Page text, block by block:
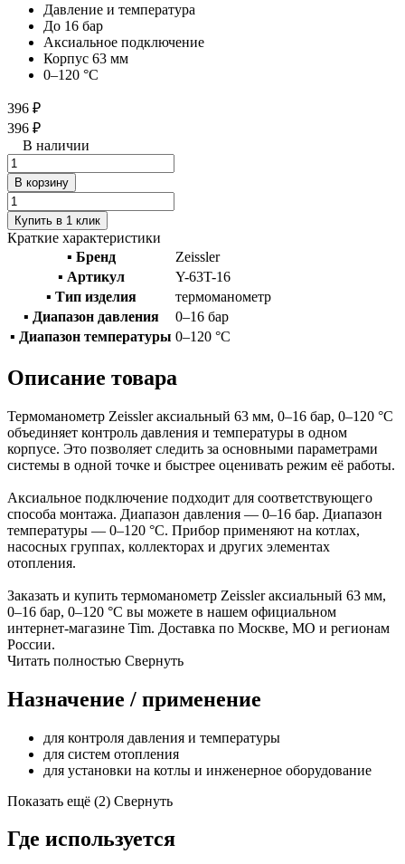
Давление и температура
До 16 бар
Аксиальное подключение
Корпус 63 мм
0–120 °C
396 ₽
396 ₽
В наличии
В корзину
Купить в 1 клик
Краткие характеристики
▪ Бренд
Zeissler
▪ Артикул
Y-63T-16
▪ Тип изделия
термоманометр
▪ Диапазон давления
0–16 бар
▪ Диапазон температуры 0–120 °C
Описание товара
Термоманометр Zeissler аксиальный 63 мм, 0–16 бар, 0–120 °C
объединяет контроль давления и температуры в одном
корпусе. Это позволяет следить за основными параметрами
системы в одной точке и быстрее оценивать режим её работы.
Аксиальное подключение подходит для соответствующего
способа монтажа. Диапазон давления — 0–16 бар. Диапазон
температуры — 0–120 °C. Прибор применяют на котлах,
насосных группах, коллекторах и других элементах
отопления.
Заказать и купить термоманометр Zeissler аксиальный 63 мм,
0–16 бар, 0–120 °C вы можете в нашем официальном
интернет-магазине Tim. Доставка по Москве, МО и регионам
России.
Читать полностью Свернуть
Назначение / применение
для контроля давления и температуры
для систем отопления
для установки на котлы и инженерное оборудование
Показать ещё (2) Свернуть
Где используется